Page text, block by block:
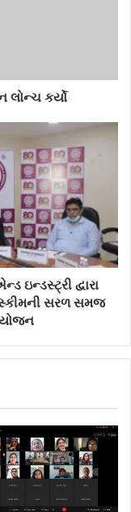
લોન્ચ કર્યો
ઇન્ડસ્ટ્રી દ્વારા
સ્કીમની સરળ સમજ